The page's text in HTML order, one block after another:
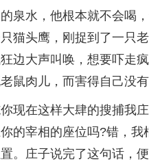
泉水，他根本就不会喝
猫头鹰，刚捉到了一只
边大声叫唤，想要吓走
鼠肉儿，而害得自己没有
在这样大肆的搜捕我庄
的宰相的座位吗?错，我
。庄子说完了这句话，便